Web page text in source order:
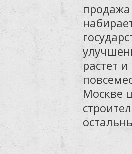
продажа
растет
Москве